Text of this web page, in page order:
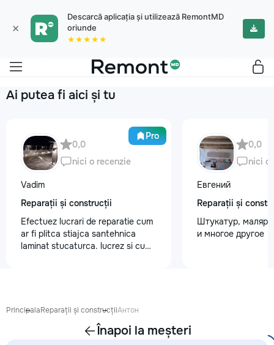
×
Descarcă aplicația și utilizează RemontMD
oriunde
★★★★★
Ai putea fi aici și tu
Pro
0,0
nici o recenzie
Vadim
Reparații și construcții
Efectuez lucrari de reparatie cum
ar fi plitca stiajca santehnica
laminat stucaturca. lucrez si cu
0,0
nici o
Евгений
Reparații și
Штукатур, маляр ,
и многое другое
PrincipalaReparații și construcțiiАнтон
Înapoi la meșteri